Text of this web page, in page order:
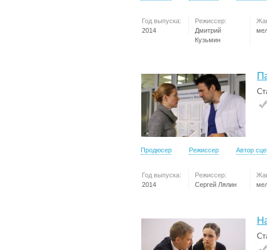
Год выпуска:
2014
Режиссер:
Дмитрий
Кузьмин
Продюсер Режиссер Автор
Год выпуска:
2014
Режиссер:
Сергей Лялин